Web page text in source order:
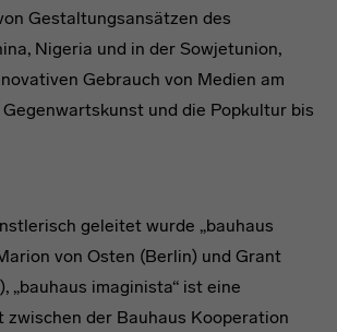
Gestaltungsansätzen des
Nigeria und in der Sowjetunion,
Gebrauch von Medien am
und die Popkultur bis
geleitet wurde „bauhaus
von Osten (Berlin) und Grant
„bauhaus imaginista“ ist eine
zwischen der Bauhaus Kooperation